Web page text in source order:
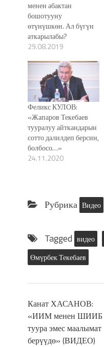
менен абактан
бошотууну
өтүнүшкөн. Ал бүгүн
аткарылабы?
29.08.2019
Феликс КУЛОВ:
«Жапаров Текебаев
тууралуу айткандарын
сотто далилдеп берсин,
болбосо…»
24.11.2020
Рубрика Видео
Tagged видео
Өмүрбек Текебаев
Канат ХАСАНОВ:
«ИИМ менен ШИИБ
туура эмес маалымат
берүүдө» (ВИДЕО)